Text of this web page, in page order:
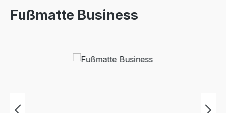
Fußmatte Business
Bildergalerie überspringen